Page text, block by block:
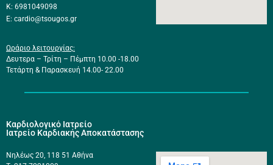
Κ: 6981049098
E: cardio@tsougos.gr
Ωράριο λειτουργίας:
Δευτερα – Τρίτη – Πέμπτη 10.00 -18.00
Τετάρτη & Παρασκευή 14.00- 22.00
Καρδιολογικό Ιατρείο
Ιατρείο Καρδιακής Αποκατάστασης
Νηλέως 20, 118 51 Αθήνα